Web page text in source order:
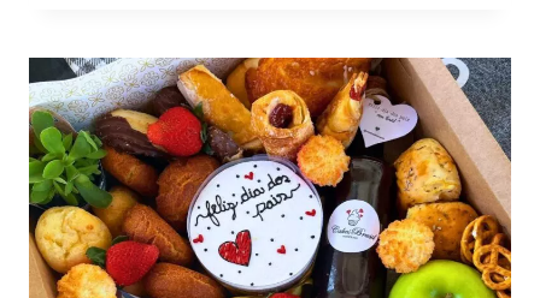
PARA
O
DIA
DOS
PAIS?
VEJA
130
FRASES
EMOCIONANTES
PARA